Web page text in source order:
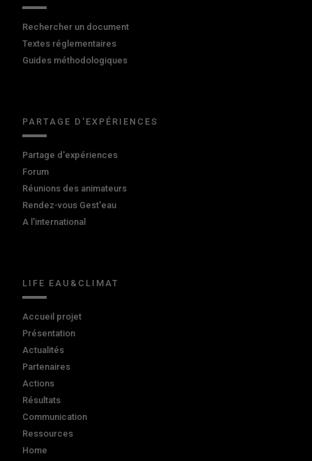
Rechercher un document
Textes réglementaires
Guides méthodologiques
PARTAGE D'EXPÉRIENCES
Partage d'expériences
Forum
Réunions des animateurs
Rendez-vous Gest'eau
A l'international
LIFE EAU&CLIMAT
Accueil projet
Présentation
Actualités
Partenaires
Actions
Résultats
Communication
Ressources
Home